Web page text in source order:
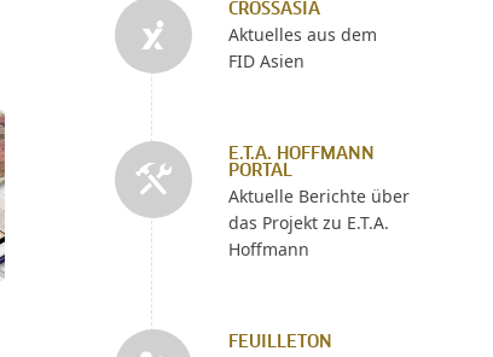
CROSSASIA
Aktuelles aus dem
FID Asien
E.T.A. HOFFMANN
PORTAL
Aktuelle Berichte über
das Projekt zu E.T.A.
Hoffmann
FEUILLETON